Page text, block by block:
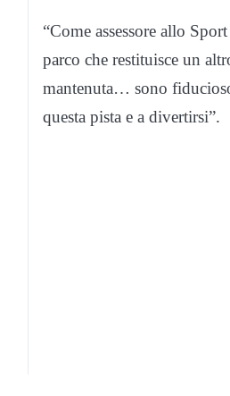
“Come assessore allo
parco che restituisce un
mantenuta… sono
questa pista e a divertirsi”.